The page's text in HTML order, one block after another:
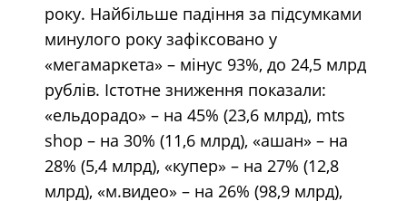
року. Найбільше падіння за підсумками
минулого року зафіксовано у
«мегамаркета» – мінус 93%, до 24,5 млрд
рублів. Істотне зниження показали:
«ельдорадо» – на 45% (23,6 млрд), mts
shop – на 30% (11,6 млрд), «ашан» – на
28% (5,4 млрд), «купер» – на 27% (12,8
млрд), «м.видео» – на 26% (98,9 млрд),